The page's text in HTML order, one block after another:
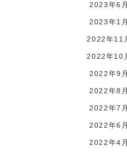
2023年6月
2023年1月
2022年11
2022年10
2022年9月
2022年8月
2022年7月
2022年6月
2022年4月